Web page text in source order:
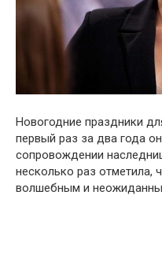
Новогодние праздники
первый раз за два года
сопровождении
несколько раз отметила,
волшебным и